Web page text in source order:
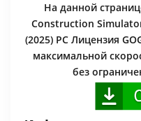
На данной
Construction
(2025) PC Лицензия
максимальной
без